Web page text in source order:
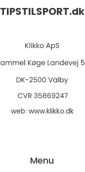
TIPSTILSPORT.dk
web: www.klikko.dk
Menu